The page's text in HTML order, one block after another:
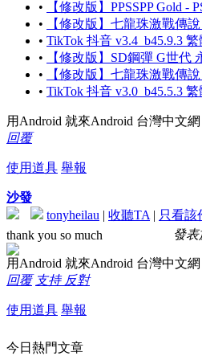
•
【修改版】PPSSPP Gold -
•
【修改版】七龍珠激戰傳
• TikTok 抖音 v3.4_b45.9.3
•
【修改版】SD鋼彈 G世代
•
【修改版】七龍珠激戰傳
• TikTok 抖音 v3.0_b45.5.3
用Android 就來Android 台灣中文網
回覆
使用道具 舉報
沙發
tonyheilau | 收聽TA | 只看該
發表
thank you so much
用Android 就來Android 台灣中文網
回覆 支持 反對
使用道具 舉報
今日熱門文章